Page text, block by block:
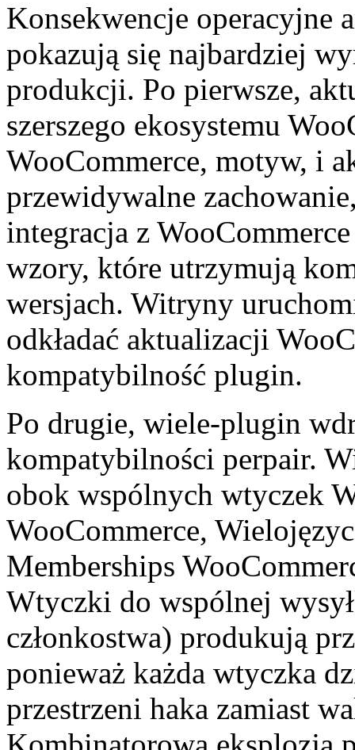
Konsekwencje
pokazują się najbardziej
produkcji. Po pierwsze,
szerszego ekosystemu
WooCommerce, motyw, i
przewidywalne
integracja z
wzory, które utrzymują
wersjach. Witryny
odkładać aktualizacji
kompatybilność plugin.
Po drugie, wiele-plugin
kompatybilności perpair.
obok wspólnych wtyczek
WooCommerce,
Memberships
Wtyczki do wspólnej
członkostwa) produkują
ponieważ każda wtyczka
przestrzeni haka zamiast